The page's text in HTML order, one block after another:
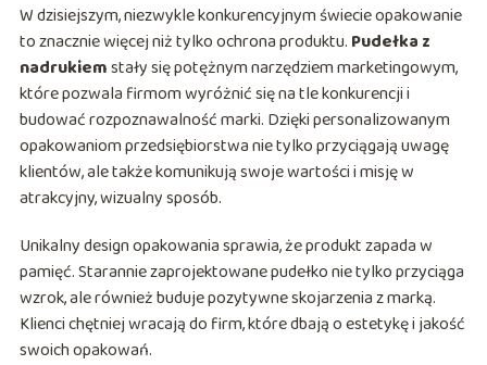
W dzisiejszym, niezwykle konkurencyjnym świecie opakowanie
to znacznie więcej niż tylko ochrona produktu. Pudełka z
nadrukiemstały się potężnym narzędziem marketingowym,
które pozwala firmom wyróżnić się na tle konkurencji i
budować rozpoznawalność marki. Dzięki personalizowanym
opakowaniom przedsiębiorstwa nie tylko przyciągają uwagę
klientów, ale także komunikują swoje wartości i misję w
atrakcyjny, wizualny sposób.
Unikalny design opakowania sprawia, że produkt zapada w
pamięć. Starannie zaprojektowane pudełko nie tylko przyciąga
wzrok, ale również buduje pozytywne skojarzenia z marką.
Klienci chętniej wracają do firm, które dbają o estetykę i jakość
swoich opakowań.